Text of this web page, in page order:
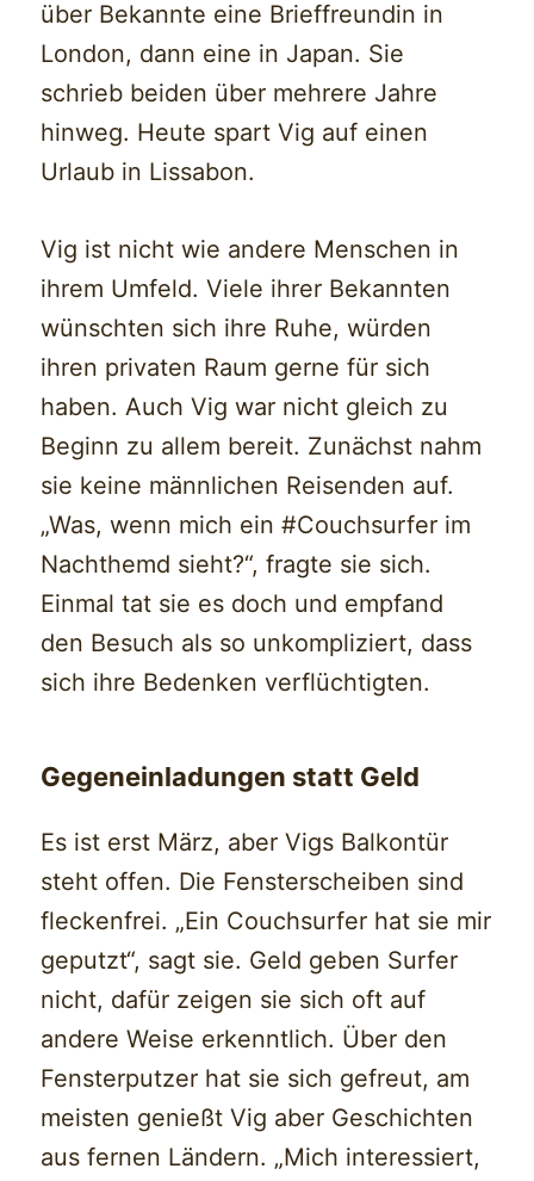
über Bekannte eine Brieffreundin in
London, dann eine in Japan. Sie
schrieb beiden über mehrere Jahre
hinweg. Heute spart Vig auf einen
Urlaub in Lissabon.
Vig ist nicht wie andere Menschen in
ihrem Umfeld. Viele ihrer Bekannten
wünschten sich ihre Ruhe, würden
ihren privaten Raum gerne für sich
haben. Auch Vig war nicht gleich zu
Beginn zu allem bereit. Zunächst nahm
sie keine männlichen Reisenden auf.
„Was, wenn mich ein #Couchsurfer im
Nachthemd sieht?“, fragte sie sich.
Einmal tat sie es doch und empfand
den Besuch als so unkompliziert, dass
sich ihre Bedenken verflüchtigten.
Gegeneinladungen statt Geld
Es ist erst März, aber Vigs Balkontür
steht offen. Die Fensterscheiben sind
fleckenfrei. „Ein Couchsurfer hat sie mir
geputzt“, sagt sie. Geld geben Surfer
nicht, dafür zeigen sie sich oft auf
andere Weise erkenntlich. Über den
Fensterputzer hat sie sich gefreut, am
meisten genießt Vig aber Geschichten
aus fernen Ländern. „Mich interessiert,